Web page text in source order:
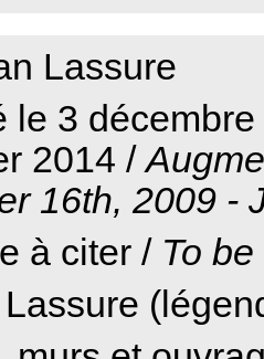
Lassure
le 3
2014 /
16th, 2009 -
à citer / To